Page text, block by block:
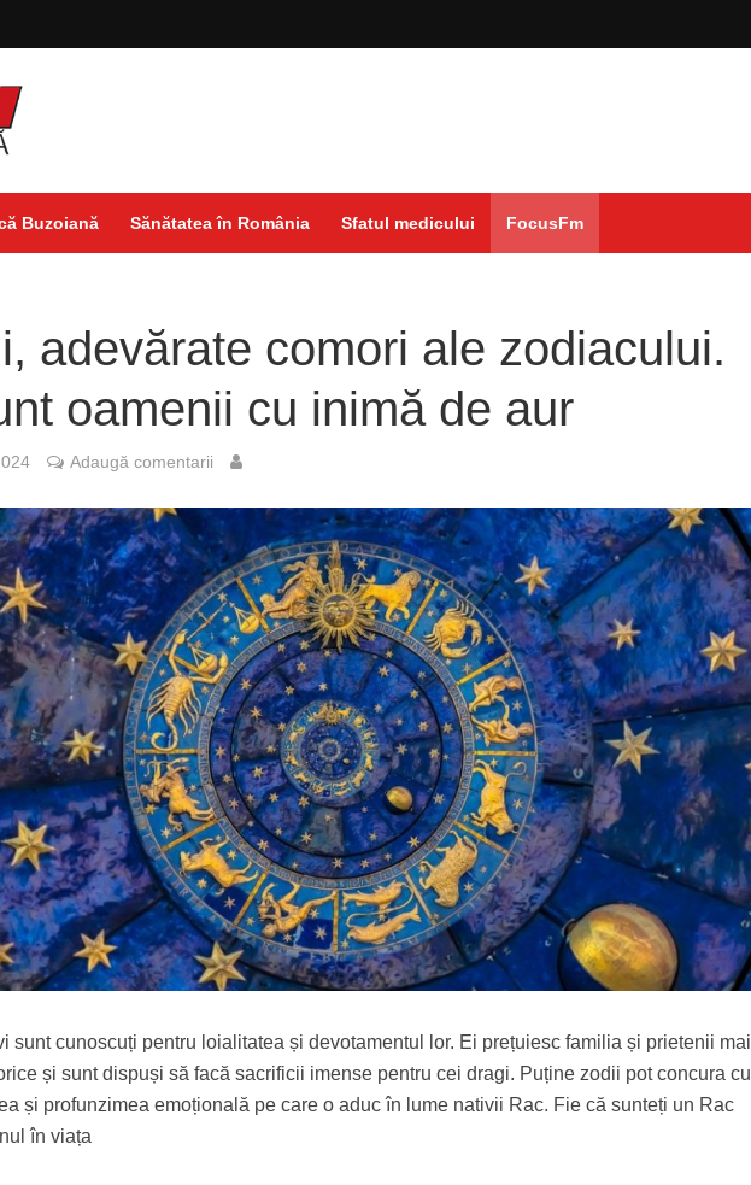
Buzoiană Sănătatea în România Sfatul medicului FocusFm
adevărate comori ale zodiacului.
oamenii cu inimă de aur
Adaugă comentarii
sunt cunoscuți pentru loialitatea și devotamentul lor. Ei prețuiesc familia și prietenii mai
și sunt dispuși să facă sacrificii imense pentru cei dragi. Puține zodii pot concura cu
și profunzimea emoțională pe care o aduc în lume nativii Rac. Fie că sunteți un Rac
în viața